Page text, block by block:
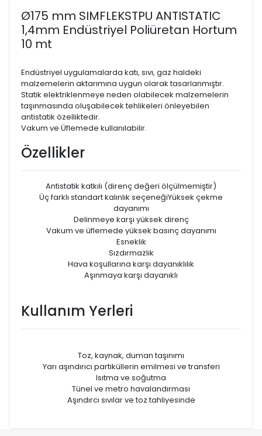
Ø175 mm SIMFLEKSTPU ANTISTATIC
1,4mm Endüstriyel Poliüretan Hortum
10 mt
Endüstriyel uygulamalarda katı, sıvı, gaz haldeki
malzemelerin aktarımına uygun olarak tasarlanmıştır.
Statik elektriklenmeye neden olabilecek malzemelerin
taşınmasında oluşabilecek tehlikeleri önleyebilen
antistatik özelliktedir.
Vakum ve Üflemede kullanılabilir.
Özellikler
Antistatik katkılı (direnç değeri ölçülmemiştir)
Üç farklı standart kalınlık seçeneğiYüksek çekme
dayanımı
Delinmeye karşı yüksek direnç
Vakum ve üfIemede yüksek basınç dayanımı
Esneklik
Sızdırmazlık
Hava koşullarına karşı dayanıklılık
Aşınmaya karşı dayanıklı
Kullanım Yerleri
Toz, kaynak, duman taşınımı
Yarı aşındırıcı partiküllerin emilmesi ve transferi
Isıtma ve soğutma
Tünel ve metro havalandırması
Aşındırcı sıvılar ve toz tahliyesinde